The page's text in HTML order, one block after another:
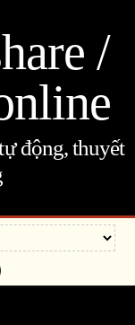
/
động, thuyết